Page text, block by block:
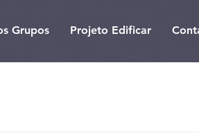
Grupos Projeto Edificar